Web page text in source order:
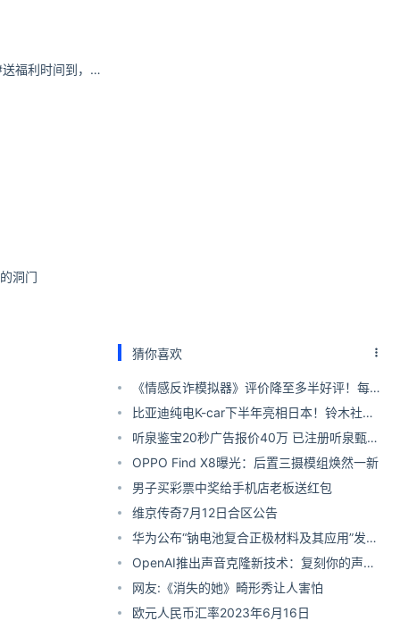
包文婧#破茧2开播#送福利时间到，今天请100人看
洞门
猜你喜欢
《情感反诈模拟器》评价降至多半好评！每日
差评比好评多
比亚迪纯电K-car下半年亮相日本！铃木社
长：非常欢迎
听泉鉴宝20秒广告报价40万 已注册听泉甄选
商标
OPPO Find X8曝光：后置三摄模组焕然一新
男子买彩票中奖给手机店老板送红包
维京传奇7月12日合区公告
华为公布“钠电池复合正极材料及其应用”发明
专利
OpenAI推出声音克隆新技术：复刻你的声音
仅需15秒
网友:《消失的她》畸形秀让人害怕
欧元人民币汇率2023年6月16日